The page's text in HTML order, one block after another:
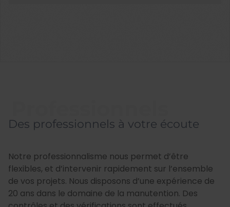
Des professionnels à votre écoute
Notre professionnalisme nous permet d’être
flexibles, et d’intervenir rapidement sur l’ensemble
de vos projets. Nous disposons d’une expérience de
20 ans dans le domaine de la manutention. Des